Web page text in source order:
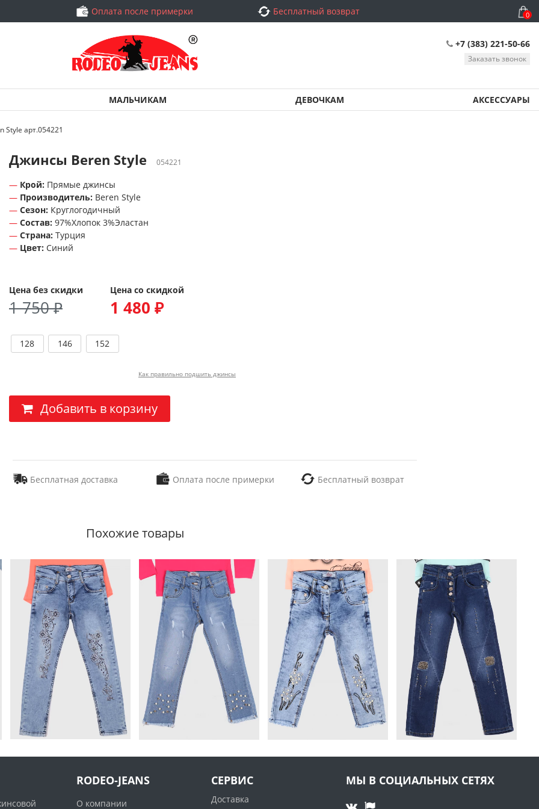
Оплата после примерки Бесплатный возврат 0
+7 (383) 221-50-66
Заказать звонок
МАЛЬЧИКАМ ДЕВОЧКАМ АКСЕССУАРЫ
Style арт.054221
Джинсы Beren Style 054221
Крой: Прямые джинсы
Производитель: Beren Style
Сезон: Круглогодичный
Состав: 97%Хлопок 3%Эластан
Страна: Турция
Цвет: Синий
Цена без скидки
1 750 ₽
Цена со скидкой
1 480 ₽
128 146 152
Как правильно подшить джинсы
Добавить в корзину
Бесплатная доставка Оплата после примерки Бесплатный возврат
Похожие товары
RODEO-JEANS
О компании
СЕРВИС
Доставка
МЫ В СОЦИАЛЬНЫХ СЕТЯХ